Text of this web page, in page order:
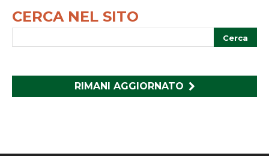
CERCA NEL SITO
RIMANI AGGIORNATO